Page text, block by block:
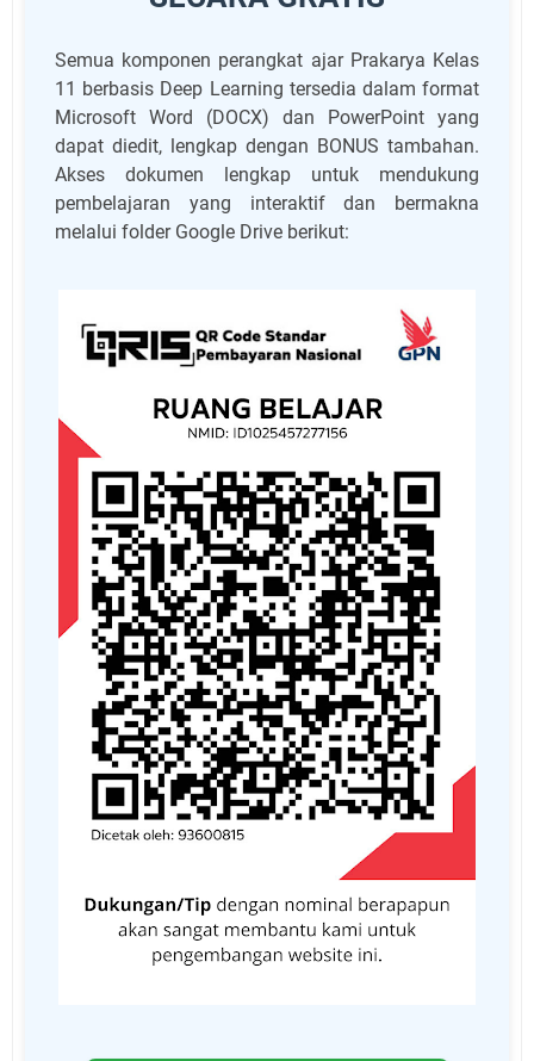
Semua komponen perangkat ajar Prakarya Kelas
11 berbasis Deep Learning tersedia dalam format
Microsoft Word (DOCX) dan PowerPoint yang
dapat diedit, lengkap dengan BONUS tambahan.
Akses dokumen lengkap untuk mendukung
pembelajaran yang interaktif dan bermakna
melalui folder Google Drive berikut: